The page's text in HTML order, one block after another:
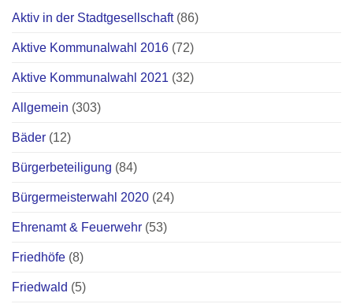
Aktiv in der Stadtgesellschaft(86)
Aktive Kommunalwahl 2016 (72)
Aktive Kommunalwahl 2021 (32)
Allgemein (303)
Bäder (12)
Bürgerbeteiligung (84)
Bürgermeisterwahl 2020 (24)
Ehrenamt & Feuerwehr (53)
Friedhöfe (8)
Friedwald (5)